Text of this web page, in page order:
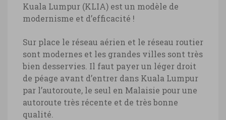
Kuala Lumpur (KLIA) est un modèle de
modernisme et d’efficacité !
Sur place le réseau aérien et le réseau routier
sont modernes et les grandes villes sont très
bien desservies. Il faut payer un léger droit
de péage avant d’entrer dans Kuala Lumpur
par l’autoroute, le seul en Malaisie pour une
autoroute très récente et de très bonne
qualité.